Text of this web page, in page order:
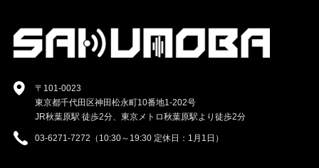
〒101-0023
東京都千代田区神田松永町10番地1-202号
JR秋葉原駅 徒歩2分、東京メトロ秋葉原駅より徒歩2分
03-6271-7272（10:30～19:30 定休日：1月1日）